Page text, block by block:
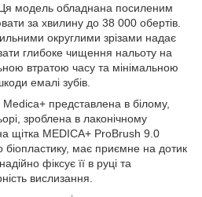
модель обладнана посиленим
за хвилину до 38 000 обертів.
округлими зрізами надає
глибоке чищення нальоту на
втратою часу та мінімальною
емалі зубів.
Medica+ представлена в білому,
зроблена в лаконічному
щітка MEDICA+ ProBrush 9.0
біопластику, має приємне на дотик
фіксує її в руці та
вислизання.